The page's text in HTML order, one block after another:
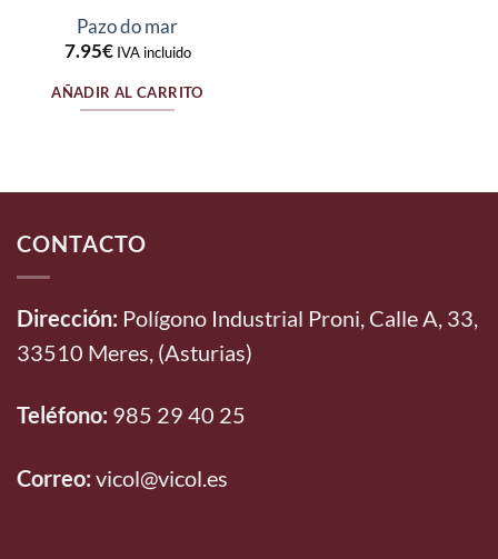
Pazo do mar
7.95€ IVA incluido
AÑADIR AL CARRITO
CONTACTO
Dirección: Polígono Industrial Proni, Calle A, 33,
33510 Meres, (Asturias)
Teléfono: 985 29 40 25
Correo: vicol@vicol.es